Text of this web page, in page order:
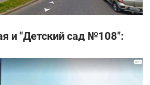
и "Детский сад №108":